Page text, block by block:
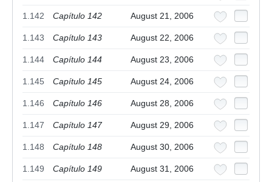
1.142 Capítulo 142 August 21, 2006
1.143 Capítulo 143 August 22, 2006
1.144 Capítulo 144 August 23, 2006
1.145 Capítulo 145 August 24, 2006
1.146 Capítulo 146 August 28, 2006
1.147 Capítulo 147 August 29, 2006
1.148 Capítulo 148 August 30, 2006
1.149 Capítulo 149 August 31, 2006